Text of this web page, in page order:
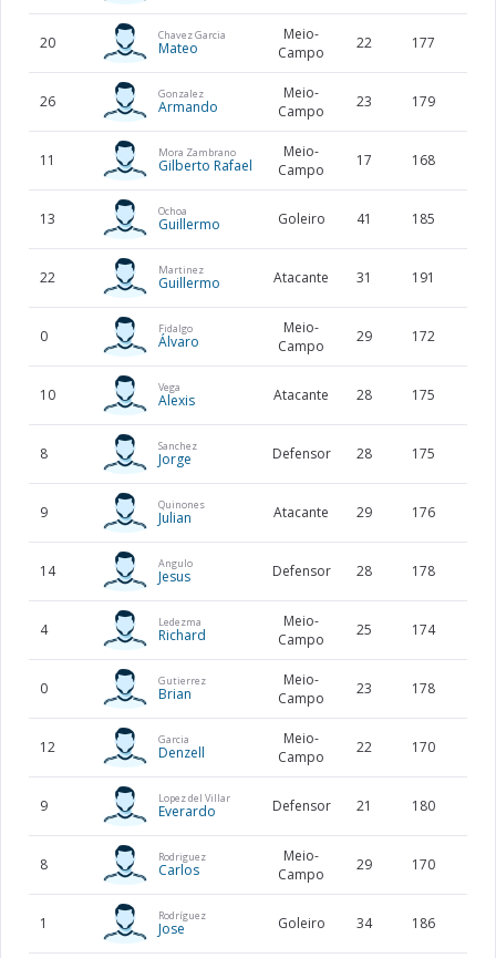
20 Chavez Garcia
Mateo
Meio-
Campo
22 177
26 Gonzalez
Armando
Meio-
Campo
23 179
11 Mora Zambrano
Gilberto Rafael
Meio-
Campo
17 168
13 Ochoa
Guillermo Goleiro 41 185
22 Martinez
Guillermo Atacante 31 191
0 Fidalgo
Álvaro
Meio-
Campo
29 172
10 Vega
Alexis Atacante 28 175
8 Sanchez
Jorge Defensor 28 175
9 Quinones
Julian Atacante 29 176
14 Angulo
Jesus Defensor 28 178
4 Ledezma
Richard
Meio-
Campo
25 174
0 Gutierrez
Brian
Meio-
Campo
23 178
12 Garcia
Denzell
Meio-
Campo
22 170
9 Lopez del Villar
Everardo Defensor 21 180
8 Rodriguez
Carlos
Meio-
Campo
29 170
1 Rodríguez
Jose Goleiro 34 186